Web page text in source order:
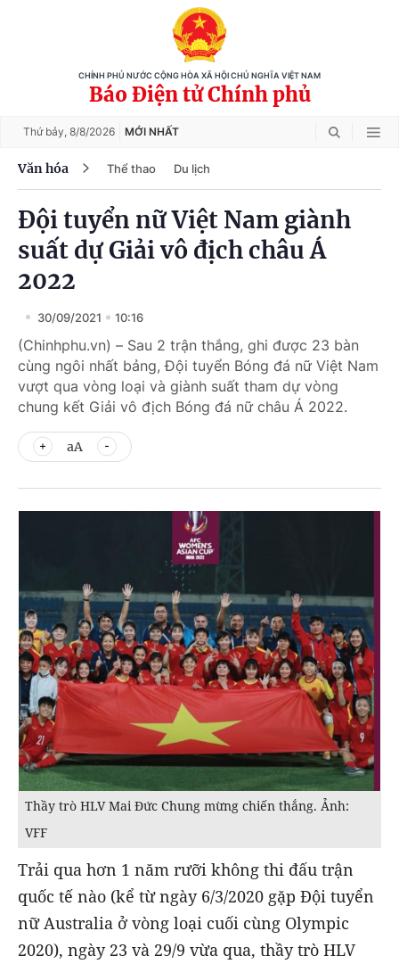
CHÍNH PHỦ NƯỚC CỘNG HÒA XÃ HỘI CHỦ NGHĨA VIỆT NAM
Báo Điện tử Chính phủ
Thứ bảy, 8/8/2026 MỚI NHẤT
Văn hóa Thể thao Du lịch
Đội tuyển nữ Việt Nam giành
suất dự Giải vô địch châu Á
2022
30/09/2021 10:16
(Chinhphu.vn) – Sau 2 trận thắng, ghi được 23 bàn
cùng ngôi nhất bảng, Đội tuyển Bóng đá nữ Việt Nam
vượt qua vòng loại và giành suất tham dự vòng
chung kết Giải vô địch Bóng đá nữ châu Á 2022.
aA
Thầy trò HLV Mai Đức Chung mừng chiến thắng. Ảnh:
VFF
Trải qua hơn 1 năm rưỡi không thi đấu trận
quốc tế nào (kể từ ngày 6/3/2020 gặp Đội tuyển
nữ Australia ở vòng loại cuối cùng Olympic
2020), ngày 23 và 29/9 vừa qua, thầy trò HLV